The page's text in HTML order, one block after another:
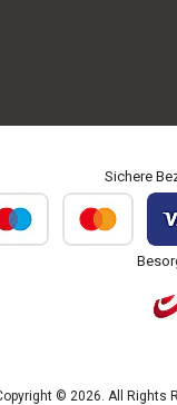
Bestickung
Sichere
© 2026. All Rights